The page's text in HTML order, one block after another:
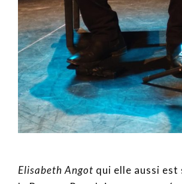
Elisabeth Angot qui elle aussi est